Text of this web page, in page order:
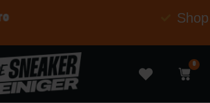
Shop nu betaal later
0